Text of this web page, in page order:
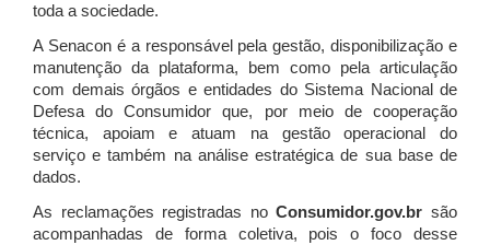
toda a sociedade.
A Senacon é a responsável pela gestão, disponibilização e
manutenção da plataforma, bem como pela articulação
com demais órgãos e entidades do Sistema Nacional de
Defesa do Consumidor que, por meio de cooperação
técnica, apoiam e atuam na gestão operacional do
serviço e também na análise estratégica de sua base de
dados.
As reclamações registradas noConsumidor.gov.br são
acompanhadas de forma coletiva, pois o foco desse